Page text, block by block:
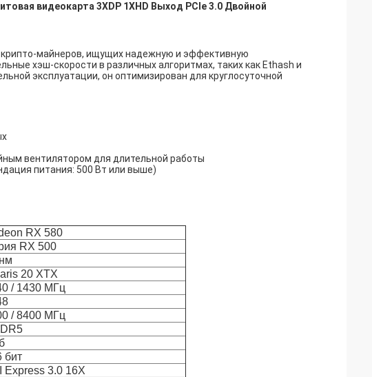
видеокарта 3XDP 1XHD Выход PCIe 3.0 Двойной
крипто-майнеров, ищущих надежную и эффективную
хэш-скорости в различных алгоритмах, таких как Ethash и
эксплуатации, он оптимизирован для круглосуточной
вентилятором для длительной работы
питания: 500 Вт или выше)
RX 580
RX 500
20 XTX
/ 1430 МГц
/ 8400 МГц
бит
Express 3.0 16X